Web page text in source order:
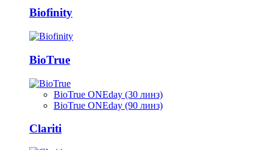
Biofinity
BioTrue
BioTrue ONEday (30 линз)
BioTrue ONEday (90 линз)
Clariti